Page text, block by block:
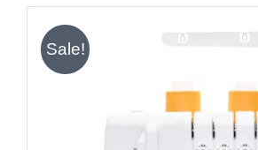
Sale!